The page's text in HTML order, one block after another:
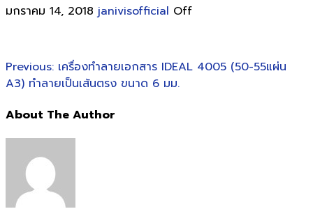
มกราคม 14, 2018 janivisofficial Off
Previous: เครื่องทำลายเอกสาร IDEAL 4005 (50-55แผ่น
A3) ทำลายเป็นเส้นตรง ขนาด 6 มม.
About The Author